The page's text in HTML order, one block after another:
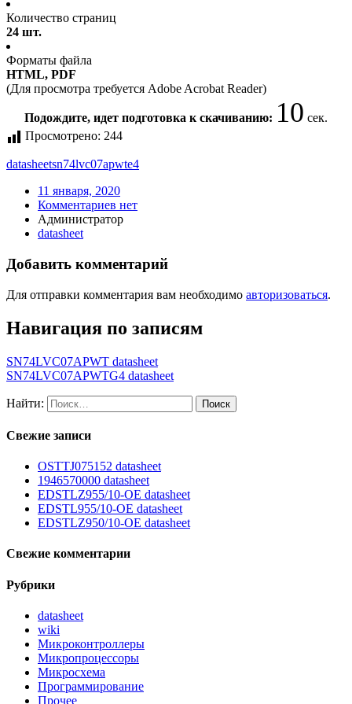
Количество страниц
24 шт.
Форматы файла
HTML, PDF
(Для просмотра требуется Adobe Acrobat Reader)
Подождите, идет подготовка к скачиванию: 10 сек.
Просмотрено: 244
datasheetsn74lvc07apwte4
11 января, 2020
Комментариев нет
Администратор
datasheet
Добавить комментарий
Для отправки комментария вам необходимо авторизоваться.
Навигация по записям
SN74LVC07APWT datasheet
SN74LVC07APWTG4 datasheet
Найти:
Свежие записи
OSTTJ075152 datasheet
1946570000 datasheet
EDSTLZ955/10-OE datasheet
EDSTL955/10-OE datasheet
EDSTLZ950/10-OE datasheet
Свежие комментарии
Рубрики
datasheet
wiki
Микроконтроллеры
Микропроцессоры
Микросхема
Программирование
Прочее